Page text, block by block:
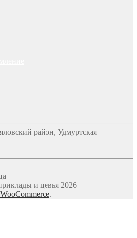
район, Удмуртская
и цевья 2026
.